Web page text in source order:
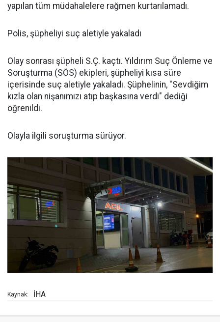
yapılan tüm müdahalelere rağmen kurtarılamadı.
Polis, şüpheliyi suç aletiyle yakaladı
Olay sonrası şüpheli S.Ç. kaçtı. Yıldırım Suç Önleme ve
Soruşturma (SÖS) ekipleri, şüpheliyi kısa süre
içerisinde suç aletiyle yakaladı. Şüphelinin, "Sevdiğim
kızla olan nişanımızı atıp başkasına verdi" dediği
öğrenildi.
Olayla ilgili soruşturma sürüyor.
Kaynak: İHA